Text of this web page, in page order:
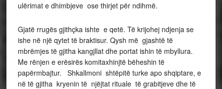
ulërimat e dhimbjeve ose thirjet për ndihmë.
Gjatë rrugës gjithçka ishte e qetë. Të krijohej ndjenja se
ishe në një qytet të braktisur. Qysh më gjashtë të
mbrëmjes të gjitha kangjllat dhe portat ishin të mbyllura.
Me rënjen e erësirës komitaxhinjtë bëheshin të
papërmbajtur. Shkallmoni shtëpitë turke apo shqiptare, e
në të gjitha kryenin të njëjtat rituale të grabitjeve dhe të